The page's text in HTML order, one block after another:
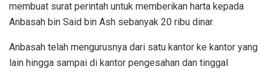
membuat surat perintah untuk memberikan harta kepada
Anbasah bin Said bin Ash sebanyak 20 ribu dinar.
Anbasah telah mengurusnya dari satu kantor ke kantor yang
lain hingga sampai di kantor pengesahan dan tinggal